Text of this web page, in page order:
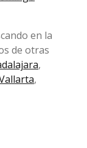
en la
de otras
,
,